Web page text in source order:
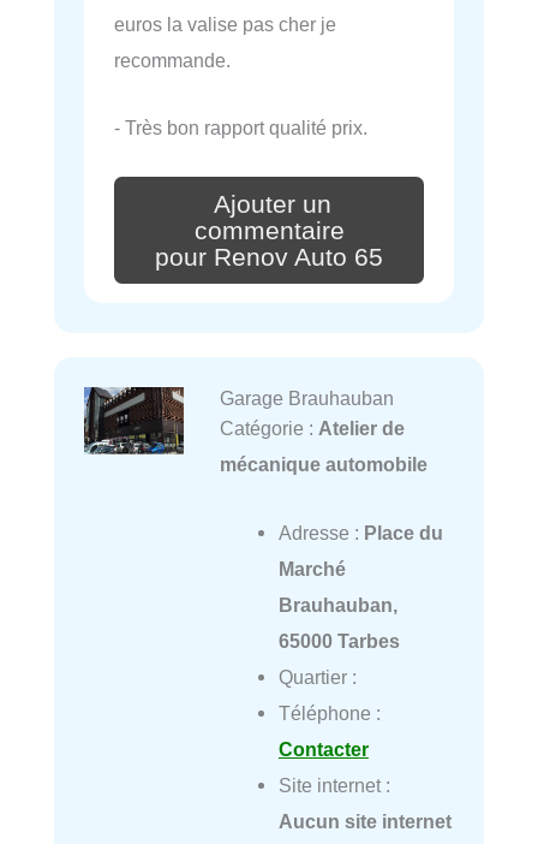
euros la valise pas cher je
recommande.
- Très bon rapport qualité prix.
Ajouter un
commentaire
pour Renov Auto 65
Garage Brauhauban
Catégorie : Atelier de
mécanique automobile
Adresse : Place du
Marché
Brauhauban,
65000 Tarbes
Quartier :
Téléphone :
Contacter
Site internet :
Aucun site internet